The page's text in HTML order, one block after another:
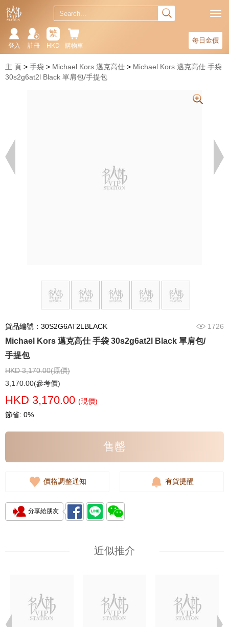
每日金價
購物車
繁
HKD
註冊
登入
主 頁 手袋 Michael Kors 邁克高仕
Michael Kors 邁克高仕 手袋
30s2g6at2l Black 單肩包/手提包
貨品編號：30S2G6AT2LBLACK 1726
Michael Kors 邁克高仕 手袋 30s2g6at2l Black 單肩包/
手提包
HKD 3,170.00(原價)
3,170.00(參考價)
HKD 3,170.00 (現價)
節省: 0%
售罄
價格調整通知 有貨提醒
分享給朋友
近似推介